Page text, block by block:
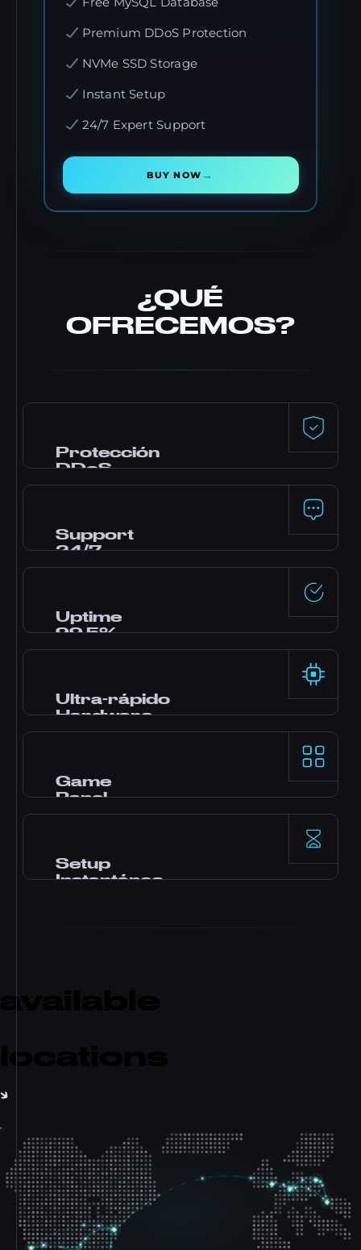
Premium DDoS Protection
NVMe SSD Storage
Instant Setup
24/7 Expert Support
BUY NOW →
¿QUÉ
OFRECEMOS?
Protección
DDoS
gaming. Tu server se mantiene online incluso
durante ataques.
Support
24/7
Discord y tickets. La mayoría de consultas se
responden en minutos.
Uptime
99.5%
fiabilidad garantizada por nuestro SLA.
Ultra-rápido
Hardware
en los game servers más exigentes.
Game
Panel
monitoreo en tiempo real.
Setup
Instantáneo